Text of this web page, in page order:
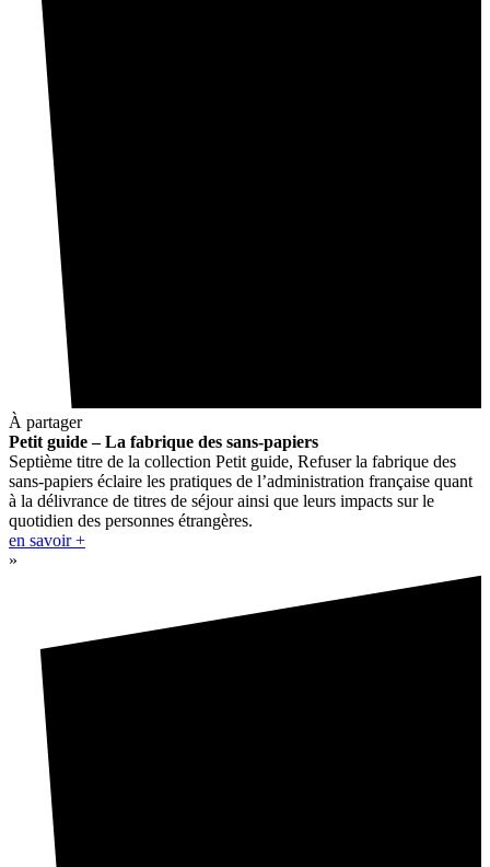
À partager
Petit guide – La fabrique des sans-papiers
Septième titre de la collection Petit guide, Refuser la fabrique des
sans-papiers éclaire les pratiques de l’administration française quant
à la délivrance de titres de séjour ainsi que leurs impacts sur le
quotidien des personnes étrangères.
en savoir +
»